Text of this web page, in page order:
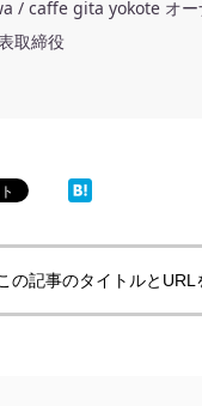
/ caffe gita yokote オー
取締役
の記事のタイトルとURL